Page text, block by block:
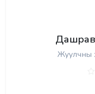
Жуулчны